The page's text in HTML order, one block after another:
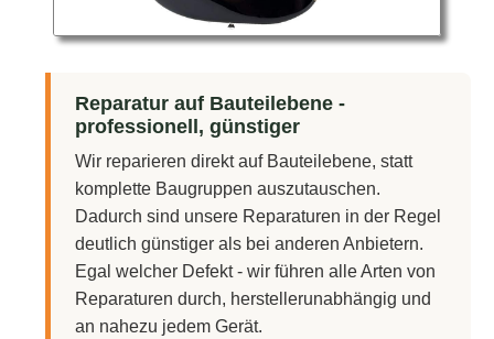
Reparatur auf Bauteilebene -
professionell, günstiger
Wir reparieren direkt auf Bauteilebene, statt
komplette Baugruppen auszutauschen.
Dadurch sind unsere Reparaturen in der Regel
deutlich günstiger als bei anderen Anbietern.
Egal welcher Defekt - wir führen alle Arten von
Reparaturen durch, herstellerunabhängig und
an nahezu jedem Gerät.